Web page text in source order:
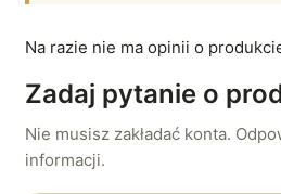
Na razie nie ma opinii o
Zadaj pytanie o
Nie musisz zakładać konta.
informacji.